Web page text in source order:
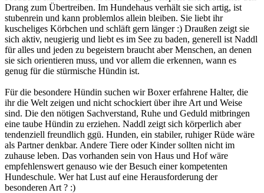
Drang zum Übertreiben. Im Hundehaus verhält sie sich artig, ist
stubenrein und kann problemlos allein bleiben. Sie liebt ihr
kuscheliges Körbchen und schläft gern länger :) Draußen zeigt sie
sich aktiv, neugierig und liebt es im See zu baden, generell ist Naddl
für alles und jeden zu begeistern braucht aber Menschen, an denen
sie sich orientieren muss, und vor allem die erkennen, wann es
genug für die stürmische Hündin ist.
Für die besondere Hündin suchen wir Boxer erfahrene Halter, die
ihr die Welt zeigen und nicht schockiert über ihre Art und Weise
sind. Die den nötigen Sachverstand, Ruhe und Geduld mitbringen
eine taube Hündin zu erziehen. Naddl zeigt sich körperlich aber
tendenziell freundlich ggü. Hunden, ein stabiler, ruhiger Rüde wäre
als Partner denkbar. Andere Tiere oder Kinder sollten nicht im
zuhause leben. Das vorhanden sein von Haus und Hof wäre
empfehlenswert genauso wie der Besuch einer kompetenten
Hundeschule. Wer hat Lust auf eine Herausforderung der
besonderen Art ? :)